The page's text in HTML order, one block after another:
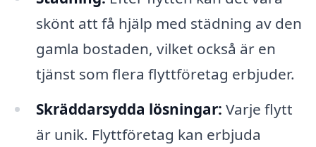
skönt att få hjälp med städning av den
gamla bostaden, vilket också är en
tjänst som flera flyttföretag erbjuder.
Skräddarsydda lösningar: Varje flytt
är unik. Flyttföretag kan erbjuda